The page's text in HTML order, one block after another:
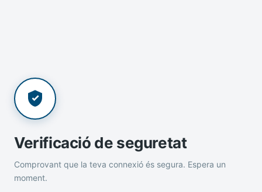
Verificació de seguretat
Comprovant que la teva connexió és segura. Espera un
moment.